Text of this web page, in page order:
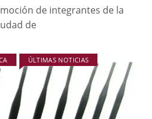
de integrantes de la
de
ÚLTIMAS NOTICIAS